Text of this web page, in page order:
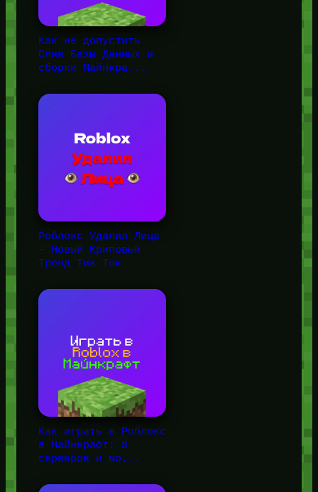
Как не допустить
Слив Базы Данных и
сборки Майнкра...
Роблокс Удалил Лица
- Новый Криповый
Тренд Тик Ток
Как играть в Роблокс
в Майнкрафт: 8
серверов и мо...